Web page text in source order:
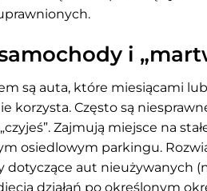
i
są auta, które miesiącami
korzysta. Często są
Zajmują miejsce na
osiedlowym parkingu.
dotyczące aut nieużywanych
działań po określonym